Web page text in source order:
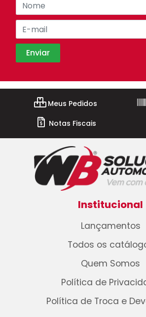
Meus Pedidos
Notas Fiscais
Institucional
Lançamentos
Todos os
Quem Somos
Política de
Política de Troca e